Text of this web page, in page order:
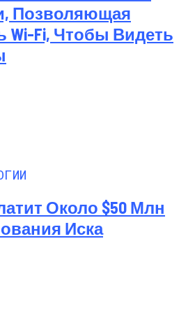
Позволяющая
Wi-Fi, Чтобы Видеть
Около $50 Млн
Иска